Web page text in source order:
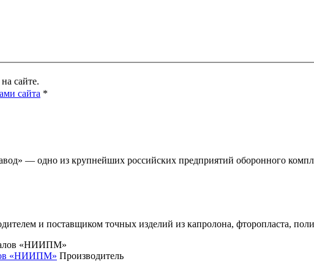
на сайте.
сайта *
— одно из крупнейших российских предприятий оборонного
и поставщиком точных изделий из капролона, фторопласта,
«НИИПМ» Производитель